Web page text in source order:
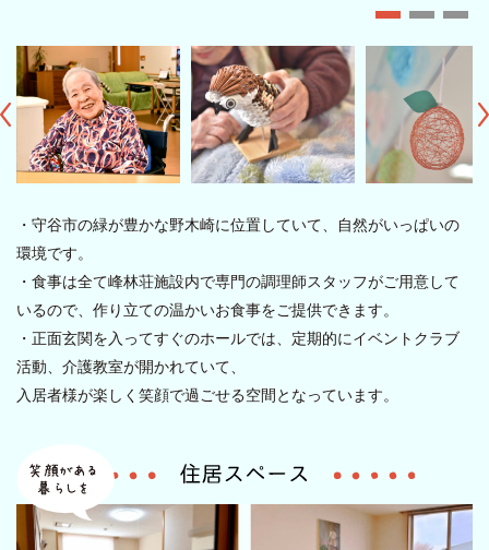
・守谷市の緑が豊かな野木崎に位置していて、自然がいっぱいの
環境です。
・食事は全て峰林荘施設内で専門の調理師スタッフがご用意して
いるので、作り立ての温かいお食事をご提供できます。
・正面玄関を入ってすぐのホールでは、定期的にイベントクラブ
活動、介護教室が開かれていて、
入居者様が楽しく笑顔で過ごせる空間となっています。